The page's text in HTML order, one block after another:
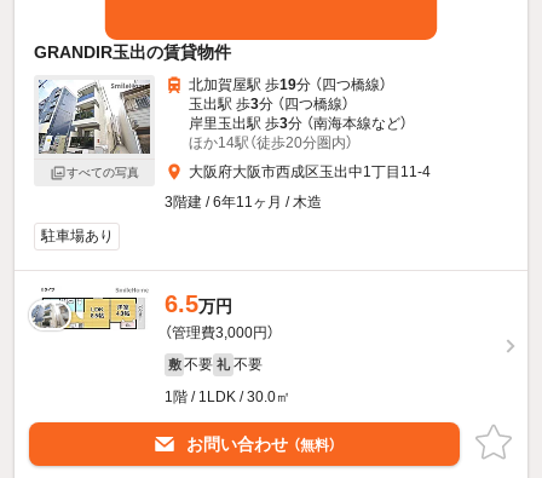
GRANDIR玉出の賃貸物件
すべての写真
北加賀屋駅 歩19分 （四つ橋線）
玉出駅 歩3分 （四つ橋線）
岸里玉出駅 歩3分 （南海本線など）
ほか14駅（徒歩20分圏内）
大阪府大阪市西成区玉出中1丁目11-4
3階建 / 6年11ヶ月 / 木造
駐車場あり
6.5万円
（管理費3,000円）
敷 不要 礼 不要
1階 / 1LDK / 30.0㎡
お問い合わせ （無料）